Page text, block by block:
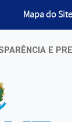
Mapa do Site
E